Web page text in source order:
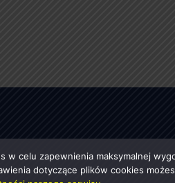
w celu zapewnienia maksymalnej
dotyczące plików cookies